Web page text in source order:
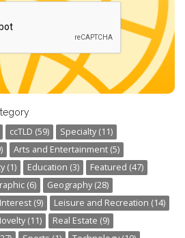
ccTLD (59)
Specialty (11)
Arts and Entertainment (5)
(1) Education (3)
Featured (47)
(6)
Geography (28)
Interest (9)
Leisure and Recreation (14)
(11)
Real Estate (9)